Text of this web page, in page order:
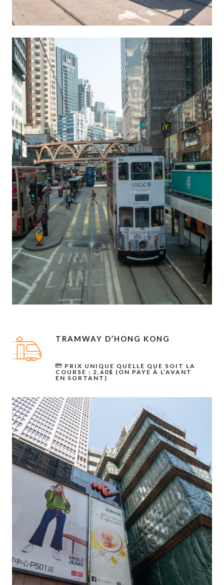
TRAMWAY D’HONG KONG
PRIX UNIQUE QUELLE QUE SOIT LA
COURSE : 2,60$ (ON PAYE À L’AVANT
EN SORTANT)